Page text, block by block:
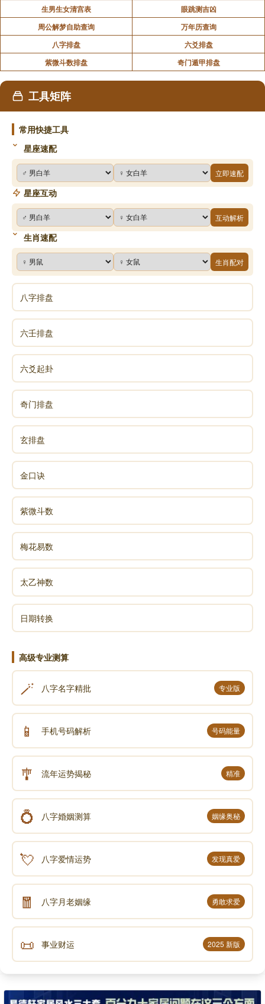
生男生女清宫表
眼跳测吉凶
周公解梦自助查询
万年历查询
八字排盘
六爻排盘
紫微斗数排盘
奇门遁甲排盘
工具矩阵
常用快捷工具
星座速配
立即速配
星座互动
互动解析
生肖速配
生肖配对
八字排盘
六壬排盘
六爻起卦
奇门排盘
玄排盘
金口诀
紫微斗数
梅花易数
太乙神数
日期转换
高级专业测算
🪄 八字名字精批 专业版
📱 手机号码解析 号码能量
🎐 流年运势揭秘 精准
💍 八字婚姻测算 姻缘奥秘
💘 八字爱情运势 发现真爱
🧧 八字月老姻缘 勇敢求爱
📜 事业财运 2025 新版